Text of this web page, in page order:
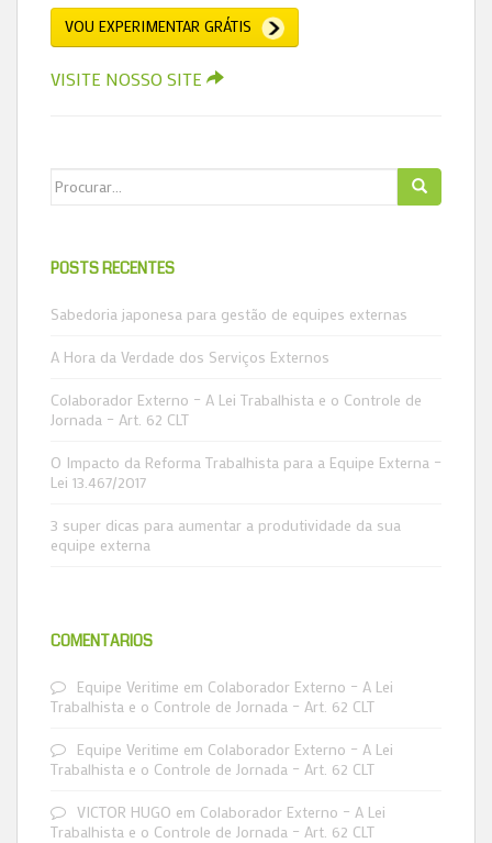
VOU EXPERIMENTAR GRÁTIS
VISITE NOSSO SITE
Search for:
POSTS RECENTES
Sabedoria japonesa para gestão de equipes externas
A Hora da Verdade dos Serviços Externos
Colaborador Externo – A Lei Trabalhista e o Controle de
Jornada – Art. 62 CLT
O Impacto da Reforma Trabalhista para a Equipe Externa –
Lei 13.467/2017
3 super dicas para aumentar a produtividade da sua
equipe externa
COMENTÁRIOS
Equipe Veritime em Colaborador Externo – A Lei
Trabalhista e o Controle de Jornada – Art. 62 CLT
Equipe Veritime em Colaborador Externo – A Lei
Trabalhista e o Controle de Jornada – Art. 62 CLT
VICTOR HUGO em Colaborador Externo – A Lei
Trabalhista e o Controle de Jornada – Art. 62 CLT